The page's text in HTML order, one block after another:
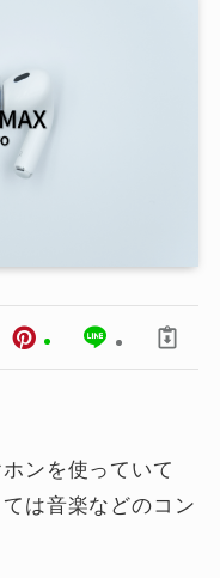
ンを使っていて
は音楽などのコン